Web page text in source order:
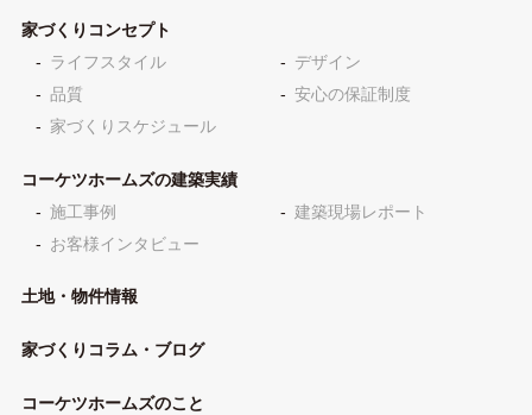
家づくりコンセプト
ライフスタイル
デザイン
品質
安心の保証制度
家づくりスケジュール
コーケツホームズの建築実績
施工事例
建築現場レポート
お客様インタビュー
土地・物件情報
家づくりコラム・ブログ
コーケツホームズのこと